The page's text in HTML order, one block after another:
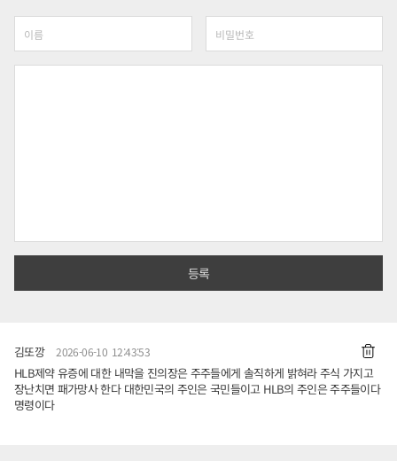
김또깡 2026-06-10 12:43:53
HLB제약 유증에 대한 내막을 진의장은 주주들에게 솔직하게 밝혀라 주식 가지고
장난치면 패가망사 한다 대한민국의 주인은 국민들이고 HLB의 주인은 주주들이다
명령이다